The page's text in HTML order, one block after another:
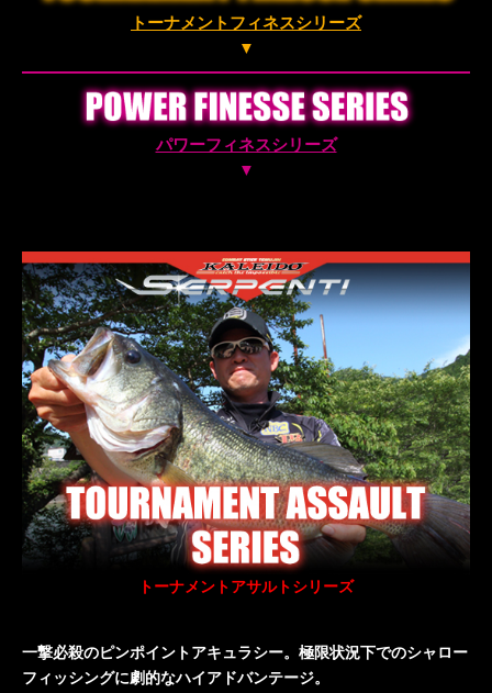
トーナメントフィネスシリーズ
▼
パワーフィネスシリーズ
▼
トーナメントアサルトシリーズ
一撃必殺のピンポイントアキュラシー。極限状況下でのシャロー
フィッシングに劇的なハイアドバンテージ。